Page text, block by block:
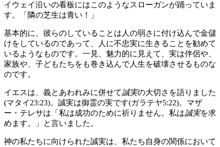
イウェイ沿いの看板にはこのようなスローガンが踊っていま
す。「隣の芝生は青い！」
基本的に、彼らのしていることは人の弱さに付け込んで金儲
けをしているのであって、人に不忠実に生きることを勧めて
いるようなものです。一見、魅力的に見えて、実は伴侶や、
家族や、子どもたちをも巻き込んで人生を破壊させるものな
のです。
イエスは、義とあわれみに併せて誠実の大切さを語りました
(マタイ23:23)。誠実は御霊の実です(ガラテヤ5:22)。マザ
ー・テレサは「私は成功のために祈りません。私は誠実を求
めます。」と言いました。
神の私たちに向けられた誠実は、私たち自身の関係において